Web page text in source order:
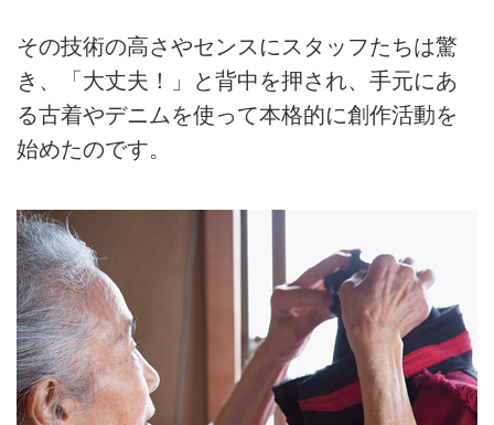
その技術の高さやセンスにスタッフたちは驚
き、「大丈夫！」と背中を押され、手元にあ
る古着やデニムを使って本格的に創作活動を
始めたのです。